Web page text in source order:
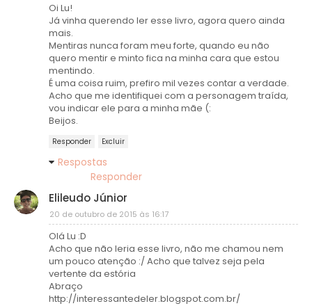
Oi Lu!
Já vinha querendo ler esse livro, agora quero ainda
mais.
Mentiras nunca foram meu forte, quando eu não
quero mentir e minto fica na minha cara que estou
mentindo.
É uma coisa ruim, prefiro mil vezes contar a verdade.
Acho que me identifiquei com a personagem traída,
vou indicar ele para a minha mãe (:
Beijos.
Responder Excluir
Respostas
Responder
Elileudo Júnior
20 de outubro de 2015 às 16:17
Olá Lu :D
Acho que não leria esse livro, não me chamou nem
um pouco atenção :/ Acho que talvez seja pela
vertente da estória
Abraço
http://interessantedeler.blogspot.com.br/